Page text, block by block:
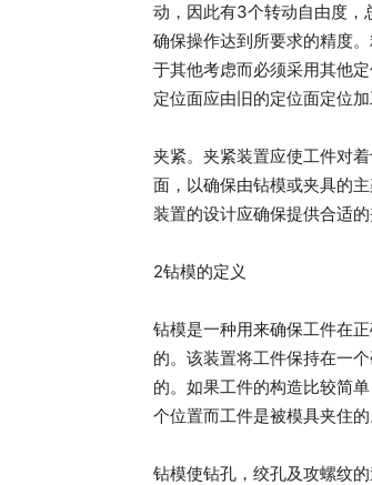
动，因此有3个转动自由度，
确保操作达到所要求的精度
于其他考虑而必须采用其他
定位面应由旧的定位面定位加
夹紧。夹紧装置应使工件对
面，以确保由钻模或夹具的
装置的设计应确保提供合适
2钻模的定义
钻模是一种用来确保工件在
的。该装置将工件保持在一
的。如果工件的构造比较简
个位置而工件是被模具夹住
钻模使钻孔，绞孔及攻螺纹